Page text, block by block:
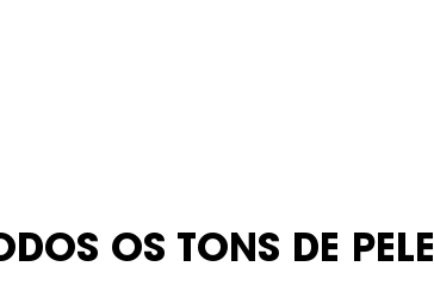
OS TONS DE PELE